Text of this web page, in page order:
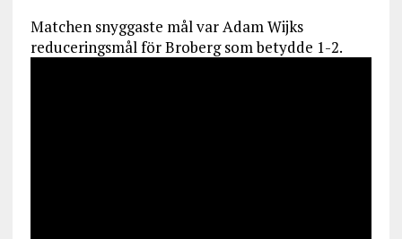
Matchen snyggaste mål var Adam Wijks
reduceringsmål för Broberg som betydde 1-2.